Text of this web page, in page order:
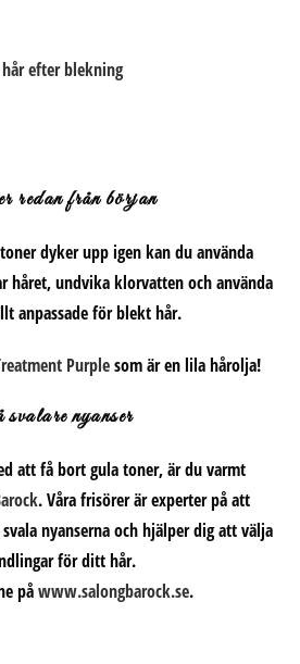
redan från början
dyker upp igen kan du använda
håret, undvika klorvatten och använda
anpassade för blekt hår.
Purple som är en lila hårolja!
nyanser
att få bort gula toner, är du varmt
. Våra frisörer är experter på att
nyanserna och hjälper dig att välja
för ditt hår.
påwww.salongbarock.se.